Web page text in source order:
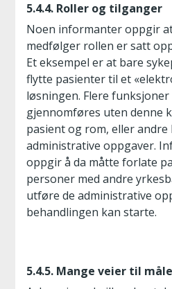
5.4.4. Roller og tilganger
Noen informanter oppgir
medfølger rollen er satt
Et eksempel er at bare
flytte pasienter til et
løsningen. Flere
gjennomføres uten denne
pasient og rom, eller andre
administrative oppgaver.
oppgir å da måtte forlate
personer med andre
utføre de administrative
behandlingen kan starte.
5.4.5. Mange veier til